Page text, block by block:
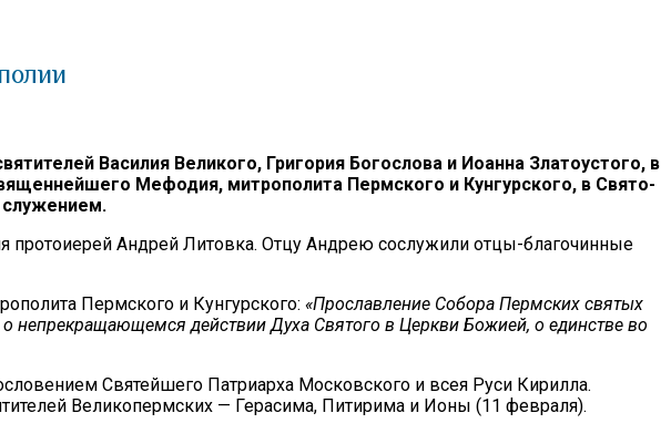
Василия Великого, Григория Богослова и Иоанна Златоустого, в
Мефодия, митрополита Пермского и Кунгурского, в Свято-
протоиерей Андрей Литовка. Отцу Андрею сослужили отцы-благочинные
Пермского и Кунгурского: «Прославление Собора Пермских святых
действии Духа Святого в Церкви Божией, о единстве во
Святейшего Патриарха Московского и всея Руси Кирилла.
Великопермских — Герасима, Питирима и Ионы (11 февраля).